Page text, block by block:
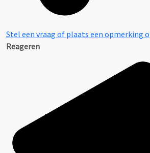
Stel een vraag of plaats een opmerking
Reageren